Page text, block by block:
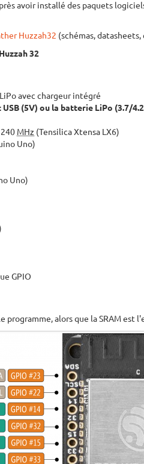
avoir installé des paquets
Huzzah32 (schémas, datasheets,
32
avec chargeur intégré
(5V) ou la batterie LiPo (3.7/
MHz (Tensilica Xtensa LX6)
Uno)
Uno)
GPIO
alors que la SRAM est